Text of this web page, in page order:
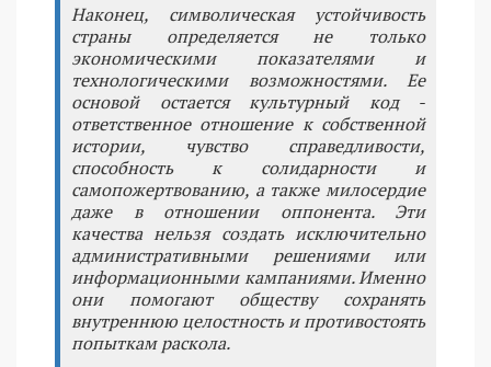
Наконец, символическая устойчивость
страны определяется не только
экономическими показателями и
технологическими возможностями. Ее
основой остается культурный код -
ответственное отношение к собственной
истории, чувство справедливости,
способность к солидарности и
самопожертвованию, а также милосердие
даже в отношении оппонента. Эти
качества нельзя создать исключительно
административными решениями или
информационными кампаниями. Именно
они помогают обществу сохранять
внутреннюю целостность и противостоять
попыткам раскола.